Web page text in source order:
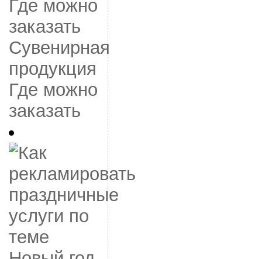
Сувенирная
продукция
Где можно
заказать